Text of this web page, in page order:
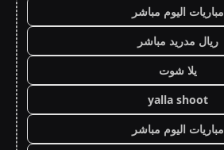
مباريات اليوم مباشر
ريال مدريد مباشر
يلا شوت
yalla shoot
مباريات اليوم مباشر